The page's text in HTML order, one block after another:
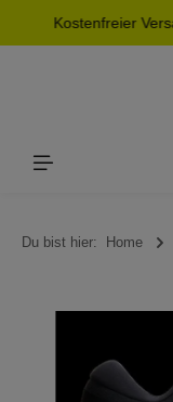
springen
Kostenfreier
Du bist hier: Home